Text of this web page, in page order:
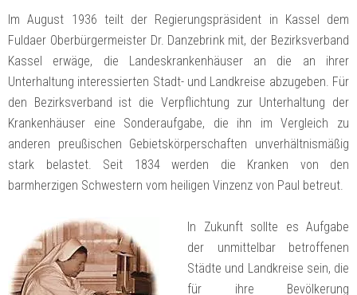
Im August 1936 teilt der Regierungspräsident in Kassel dem
Fuldaer Oberbürgermeister Dr. Danzebrink mit, der Bezirksverband
Kassel erwäge, die Landeskrankenhäuser an die an ihrer
Unterhaltung interessierten Stadt- und Landkreise abzugeben. Für
den Bezirksverband ist die Verpflichtung zur Unterhaltung der
Krankenhäuser eine Sonderaufgabe, die ihn im Vergleich zu
anderen preußischen Gebietskörperschaften unverhältnismäßig
stark belastet. Seit 1834 werden die Kranken von den
barmherzigen Schwestern vom heiligen Vinzenz von Paul betreut.
In Zukunft sollte es Aufgabe
der unmittelbar betroffenen
Städte und Landkreise sein, die
für ihre Bevölkerung